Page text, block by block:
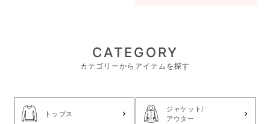
CATEGORY
カテゴリーからアイテムを探す
トップス
ジャケット/
アウター